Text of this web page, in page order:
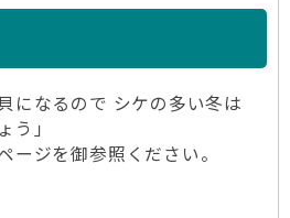
になるので シケの多い冬は
う」
ージを御参照ください。